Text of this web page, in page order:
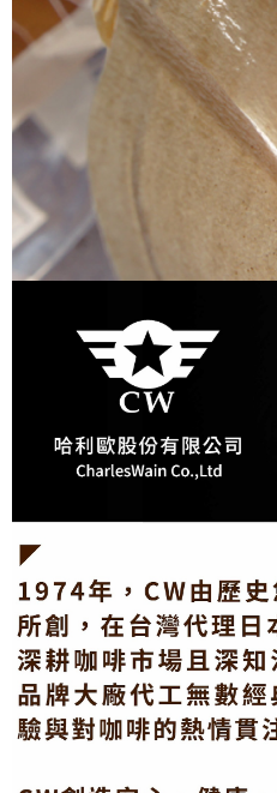
２．關於個人資料處理事宜，請瀏覽以
https://aftee.tw/terms/#terms3
３．未成年的使用者請事先徵得法定
「AFTEE先享後付」，若未經同意申
４．使用「AFTEE先享後付」時，將
時審查核予不同之上限額度；若仍有
請求用戶進行身份認證。
５．嚴禁一人註冊多個帳號或使用他
恩沛科技股份有限公司將有權停止該
每筆NT$80，滿NT$1,000(含以上)
付款後來店取貨